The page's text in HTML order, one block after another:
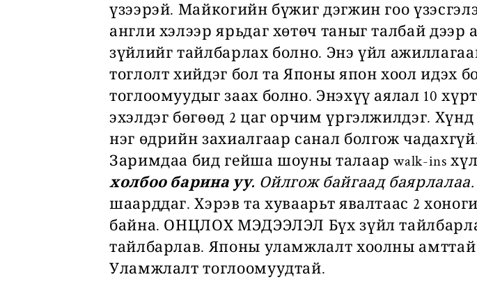
үзээрэй. Майкогийн бүжиг дэгжин гоо
англи хэлээр ярьдаг хөтөч таныг талбай
зүйлийг тайлбарлах болно. Энэ үйл
тоглолт хийдэг бол та Японы япон хоол идэх
тоглоомуудыг заах болно. Энэхүү аялал 10
эхэлдэг бөгөөд 2 цаг орчим үргэлжилдэг.
нэг өдрийн захиалгаар санал болгож
Заримдаа бид гейша шоуны талаар walk-ins
холбоо барина уу. Ойлгож байгаад баярлалаа.
шаарддаг. Хэрэв та хуваарьт явалтаас 2
байна. ОНЦЛОХ МЭДЭЭЛЭЛ Бүх зүйл
тайлбарлав. Японы уламжлалт хоолны амттай
Уламжлалт тоглоомуудтай.